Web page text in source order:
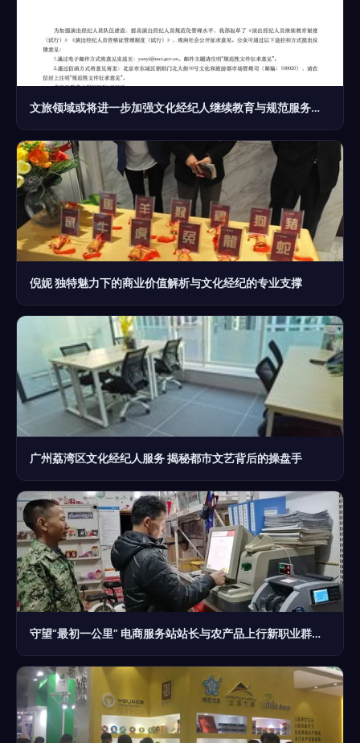
文旅领域或将进一步加强文化经纪人继续教育与规范服务标准
倪妮 独特魅力下的商业价值解析与文化经纪的专业支撑
广州荔湾区文化经纪人服务 揭秘都市文艺背后的操盘手
守望“最初一公里” 电商服务站站长与农产品上行新职业群体的崛起